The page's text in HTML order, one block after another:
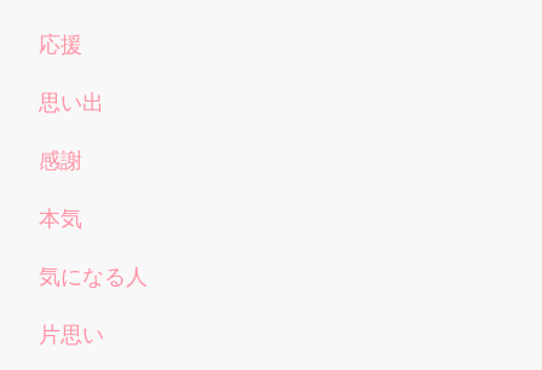
応援
思い出
感謝
本気
気になる人
片思い